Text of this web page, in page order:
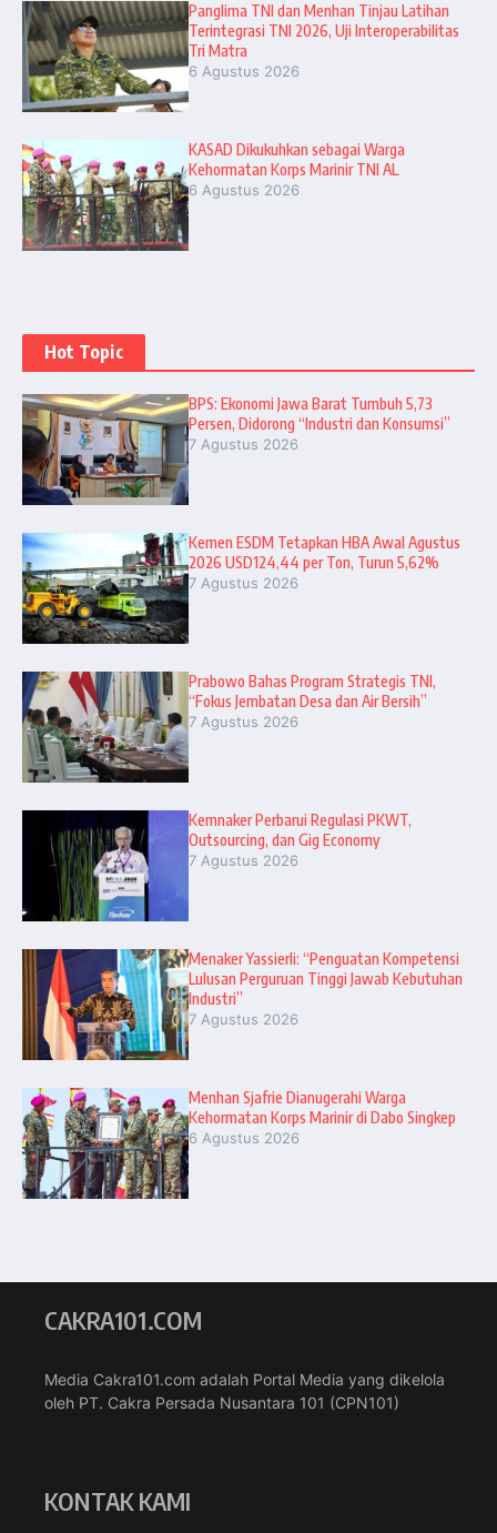
Panglima TNI dan Menhan Tinjau Latihan
Terintegrasi TNI 2026, Uji Interoperabilitas
Tri Matra
6 Agustus 2026
KASAD Dikukuhkan sebagai Warga
Kehormatan Korps Marinir TNI AL
6 Agustus 2026
Hot Topic
BPS: Ekonomi Jawa Barat Tumbuh 5,73
Persen, Didorong “Industri dan Konsumsi”
7 Agustus 2026
Kemen ESDM Tetapkan HBA Awal Agustus
2026 USD124,44 per Ton, Turun 5,62%
7 Agustus 2026
Prabowo Bahas Program Strategis TNI,
“Fokus Jembatan Desa dan Air Bersih”
7 Agustus 2026
Kemnaker Perbarui Regulasi PKWT,
Outsourcing, dan Gig Economy
7 Agustus 2026
Menaker Yassierli: “Penguatan Kompetensi
Lulusan Perguruan Tinggi Jawab Kebutuhan
Industri”
7 Agustus 2026
Menhan Sjafrie Dianugerahi Warga
Kehormatan Korps Marinir di Dabo Singkep
6 Agustus 2026
CAKRA101.COM
Media Cakra101.com adalah Portal Media yang dikelola
oleh PT. Cakra Persada Nusantara 101 (CPN101)
KONTAK KAMI